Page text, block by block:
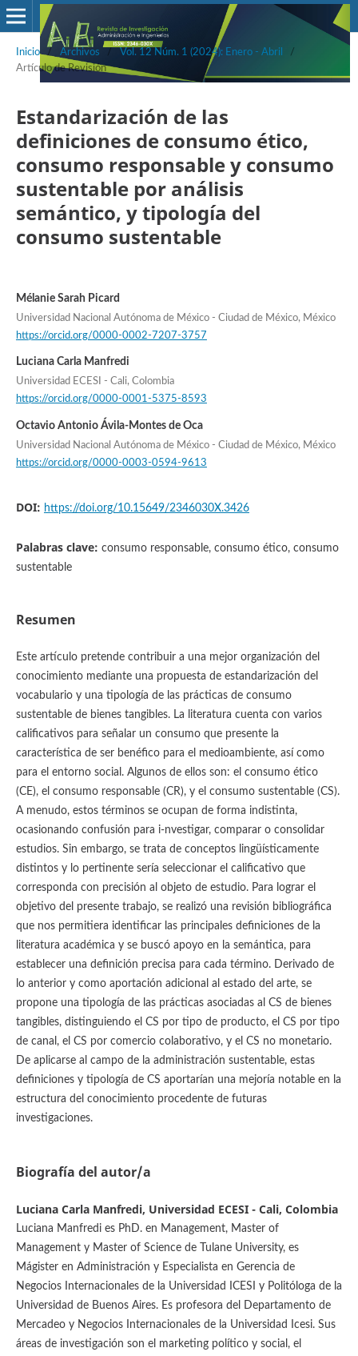
Inicio / Archivos / Vol. 12 Núm. 1 (2024): Enero - Abril
/
Artículo de Revisión
Estandarización de las
definiciones de consumo ético,
consumo responsable y consumo
sustentable por análisis
semántico, y tipología del
consumo sustentable
Mélanie Sarah Picard
Universidad Nacional Autónoma de México - Ciudad de México, México
https://orcid.org/0000-0002-7207-3757
Luciana Carla Manfredi
Universidad ECESI - Cali, Colombia
https://orcid.org/0000-0001-5375-8593
Octavio Antonio Ávila-Montes de Oca
Universidad Nacional Autónoma de México - Ciudad de México, México
https://orcid.org/0000-0003-0594-9613
DOI: https://doi.org/10.15649/2346030X.3426
Palabras clave: consumo responsable, consumo ético, consumo
sustentable
Resumen
Este artículo pretende contribuir a una mejor organización del
conocimiento mediante una propuesta de estandarización del
vocabulario y una tipología de las prácticas de consumo
sustentable de bienes tangibles. La literatura cuenta con varios
calificativos para señalar un consumo que presente la
característica de ser benéfico para el medioambiente, así como
para el entorno social. Algunos de ellos son: el consumo ético
(CE), el consumo responsable (CR), y el consumo sustentable (CS).
A menudo, estos términos se ocupan de forma indistinta,
ocasionando confusión para i-nvestigar, comparar o consolidar
estudios. Sin embargo, se trata de conceptos lingüísticamente
distintos y lo pertinente sería seleccionar el calificativo que
corresponda con precisión al objeto de estudio. Para lograr el
objetivo del presente trabajo, se realizó una revisión bibliográfica
que nos permitiera identificar las principales definiciones de la
literatura académica y se buscó apoyo en la semántica, para
establecer una definición precisa para cada término. Derivado de
lo anterior y como aportación adicional al estado del arte, se
propone una tipología de las prácticas asociadas al CS de bienes
tangibles, distinguiendo el CS por tipo de producto, el CS por tipo
de canal, el CS por comercio colaborativo, y el CS no monetario.
De aplicarse al campo de la administración sustentable, estas
definiciones y tipología de CS aportarían una mejoría notable en la
estructura del conocimiento procedente de futuras
investigaciones.
Biografía del autor/a
Luciana Carla Manfredi, Universidad ECESI - Cali, Colombia
Luciana Manfredi es PhD. en Management, Master of
Management y Master of Science de Tulane University, es
Mágister en Administración y Especialista en Gerencia de
Negocios Internacionales de la Universidad ICESI y Politóloga de la
Universidad de Buenos Aires. Es profesora del Departamento de
Mercadeo y Negocios Internacionales de la Universidad Icesi. Sus
áreas de investigación son el marketing político y social, el